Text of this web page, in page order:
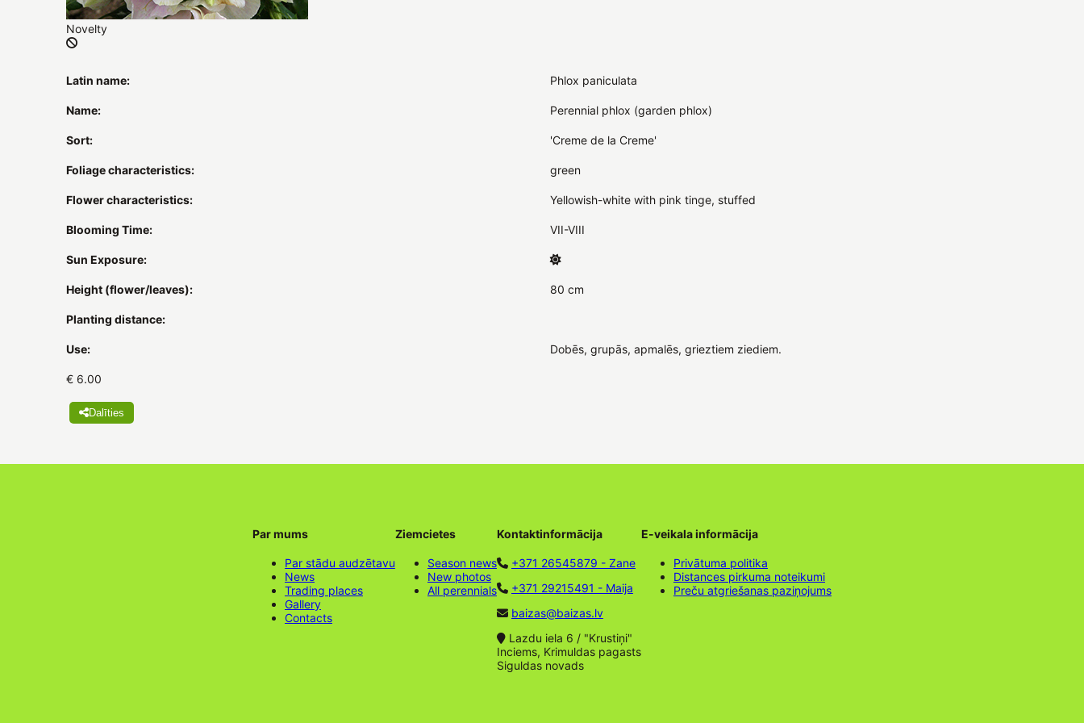
Novelty
Latin name: Phlox paniculata
Name: Perennial phlox (garden phlox)
Sort: 'Creme de la Creme'
Foliage characteristics: green
Flower characteristics: Yellowish-white with pink tinge, stuffed
Blooming Time: VII-VIII
Sun Exposure:
Height (flower/leaves): 80 cm
Planting distance:
Use: Dobēs, grupās, apmalēs, grieztiem ziediem.
€ 6.00
Dalīties
Par mums
Par stādu audzētavu
News
Trading places
Gallery
Contacts
Ziemcietes
Season news
New photos
All perennials
Kontaktinformācija
+371 26545879 - Zane
+371 29215491 - Maija
baizas@baizas.lv
Lazdu iela 6 / "Krustiņi"
Inciems, Krimuldas pagasts
Siguldas novads
E-veikala informācija
Privātuma politika
Distances pirkuma noteikumi
Preču atgriešanas paziņojums